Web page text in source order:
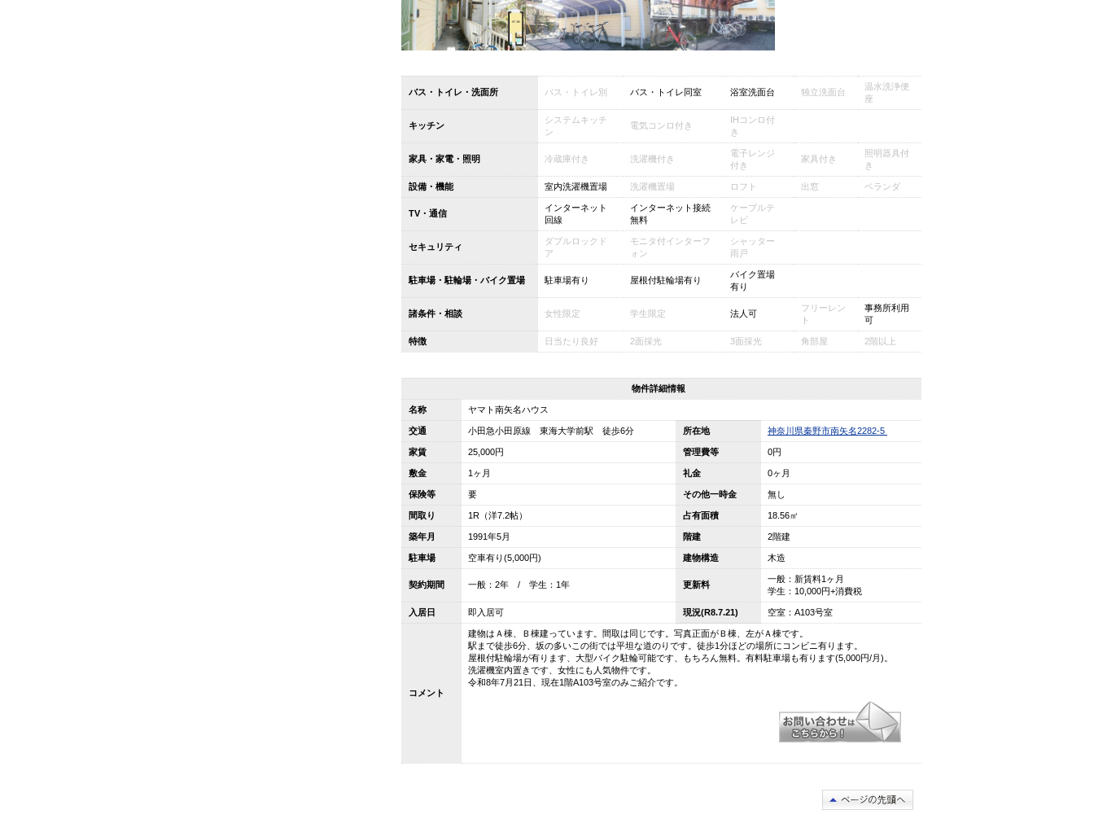
バス・トイレ・洗面所 バス・トイレ別 バス・トイレ同室 浴室洗面台 独立洗面台
温水洗浄便
座
キッチン
システムキッチ
ン
電気コンロ付き
IHコンロ付
き
家具・家電・照明 冷蔵庫付き 洗濯機付き
電子レンジ
付き
家具付き
照明器具付
き
設備・機能 室内洗濯機置場 洗濯機置場 ロフト 出窓 ベランダ
TV・通信
インターネット
回線
インターネット接続
無料
ケーブルテ
レビ
セキュリティ
ダブルロックド
ア
モニタ付インターフ
ォン
シャッター
雨戸
駐車場・駐輪場・バイク置場 駐車場有り 屋根付駐輪場有り
バイク置場
有り
諸条件・相談 女性限定 学生限定 法人可
フリーレン
ト
事務所利用
可
特徴 日当たり良好 2面採光 3面採光 角部屋 2階以上
物件詳細情報
名称 ヤマト南矢名ハウス
交通 小田急小田原線 東海大学前駅 徒歩6分 所在地 神奈川県秦野市南矢名2282-5
家賃 25,000円 管理費等 0円
敷金 1ヶ月 礼金 0ヶ月
保険等 要 その他一時金 無し
間取り 1R（洋7.2帖） 占有面積 18.56㎡
築年月 1991年5月 階建 2階建
駐車場 空車有り(5,000円) 建物構造 木造
契約期間 一般：2年 / 学生：1年 更新料
一般：新賃料1ヶ月
学生：10,000円+消費税
入居日 即入居可 現況(R8.7.21) 空室：A103号室
コメント
建物はＡ棟、Ｂ棟建っています。間取は同じです。写真正面がＢ棟、左がＡ棟です。
駅まで徒歩6分、坂の多いこの街では平坦な道のりです。徒歩1分ほどの場所にコンビニ有ります。
屋根付駐輪場が有ります、大型バイク駐輪可能です、もちろん無料。有料駐車場も有ります(5,000円/月)。
洗濯機室内置きです、女性にも人気物件です。
令和8年7月21日、現在1階A103号室のみご紹介です。